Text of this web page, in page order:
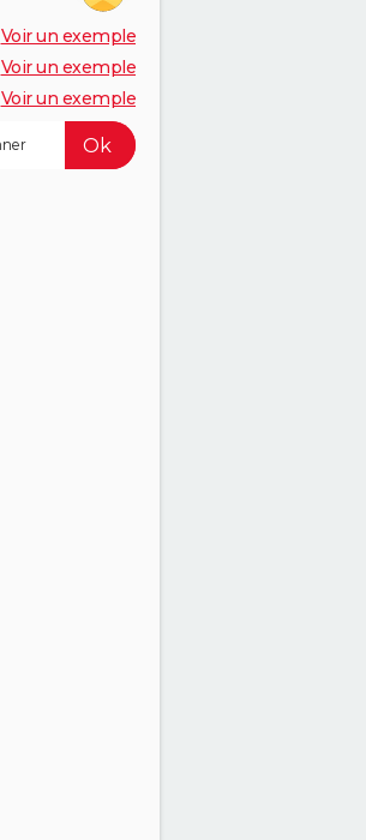
Voir un exemple
Voir un exemple
Voir un exemple